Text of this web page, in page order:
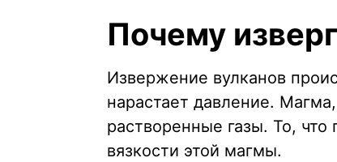
Почему
Извержение вулканов
нарастает давление.
растворенные газы. То,
вязкости этой магмы.